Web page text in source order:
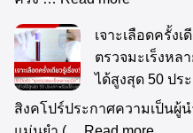
เจาะเลือดครั้งเ
ตรวจมะเร็งหล
ได้สูงสุด 50 ปร
สิงคโปร์ประกาศความเป็นผู้